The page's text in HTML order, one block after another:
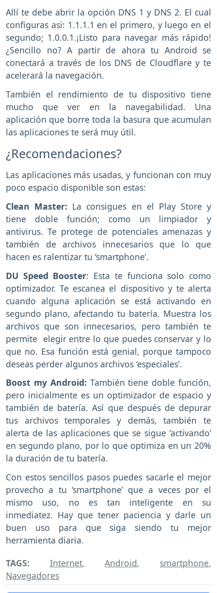
Allí te debe abrir la opción DNS 1 y DNS 2. El cual
configuras asi: 1.1.1.1 en el primero, y luego en el
segundo; 1.0.0.1.¡Listo para navegar más rápido!
¿Sencillo no? A partir de ahora tu Android se
conectará a través de los DNS de Cloudflare y te
acelerará la navegación.
También el rendimiento de tu dispositivo tiene
mucho que ver en la navegabilidad. Una
aplicación que borre toda la basura que acumulan
las aplicaciones te será muy útil.
¿Recomendaciones?
Las aplicaciones más usadas, y funcionan con muy
poco espacio disponible son estas:
Clean Master: La consigues en el Play Store y
tiene doble función; como un limpiador y
antivirus. Te protege de potenciales amenazas y
también de archivos innecesarios que lo que
hacen es ralentizar tu ‘smartphone’.
DU Speed Booster: Esta te funciona solo como
optimizador. Te escanea el dispositivo y te alerta
cuando alguna aplicación se está activando en
segundo plano, afectando tu batería. Muestra los
archivos que son innecesarios, pero también te
permite elegir entre lo que puedes conservar y lo
que no. Esa función está genial, porque tampoco
deseas perder algunos archivos ‘especiales’.
Boost my Android: También tiene doble función,
pero inicialmente es un optimizador de espacio y
también de batería. Así que después de depurar
tus archivos temporales y demás, también te
alerta de las aplicaciones que se sigue ‘activando’
en segundo plano, por lo que optimiza en un 20%
la duración de tu batería.
Con estos sencillos pasos puedes sacarle el mejor
provecho a tu ‘smartphone’ que a veces por el
mismo uso, no es tan inteligente en su
inmediatez. Hay que tener paciencia y darle un
buen uso para que siga siendo tu mejor
herramienta diaria.
TAGS: Internet,Android, smartphone,
Navegadores